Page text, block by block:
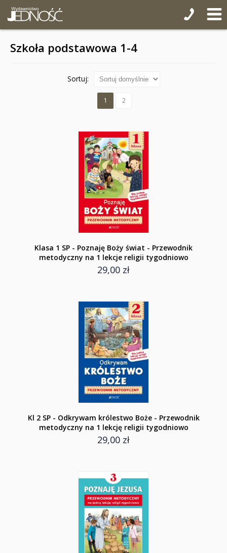
Szkoła podstawowa 1-4
Sortuj:
1 2
Klasa 1 SP - Poznaję Boży świat - Przewodnik
metodyczny na 1 lekcje religii tygodniowo
29,00 zł
Kl 2 SP - Odkrywam królestwo Boże - Przewodnik
metodyczny na 1 lekcję religii tygodniowo
29,00 zł